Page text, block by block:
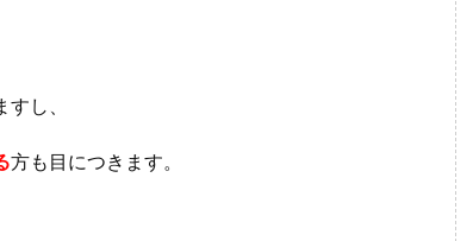
し、
方も目につきます。